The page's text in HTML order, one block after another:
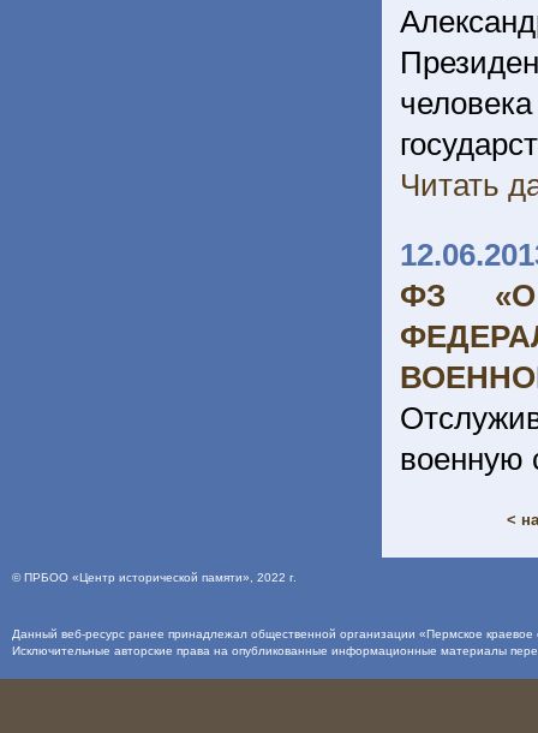
Читать
ФЗ
военную
<
©ПРБОО «Центр исторической памяти» , 2022 г.
Данный веб-ресурс ранее принадлежал общественной организации «Пермское
Исключительные авторские права на опубликованные информационные материалы